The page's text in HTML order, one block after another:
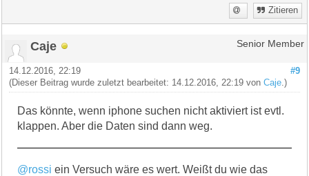
Zitieren
Caje Senior Member
#9
14.12.2016, 22:19
(Dieser Beitrag wurde zuletzt bearbeitet: 14.12.2016, 22:19 vonCaje .)
Das könnte, wenn iphone suchen nicht aktiviert ist evtl.
klappen. Aber die Daten sind dann weg.
@rossi ein Versuch wäre es wert. Weißt du wie das